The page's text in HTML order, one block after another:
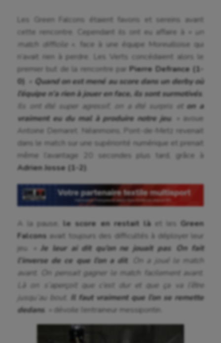
Aéronautique
Les Green Falcons étaient favoris et sereins avant
cette rencontre. Cependant ils ont eu affaire à « un
match difficile »
, face à une équipe Moreuilloise qui
n’avait rien à perdre. Les Verts concédaient alors le
premier but de la rencontre par Pierre Defrance (1-
0)
Quand on est mené au score dans un derby où
l’équipe n’a rien à jouer en face, ils sont surmotivés.
Ils ont été super agressif, on a été surpris et on a
vraiment eu du mal à produire notre jeu. »
avoue
Antoine Demaret. Néanmoins, Pont-de-Metz revenait
dans le match sur une supériorité numérique et prenait
même l’avantage 20 secondes plus tard, grâce à
Adrien Josse (1-2)
A la pause, le score en restait làet les Green
Falcons avait toujours des difficultés à déployer leur
jeu.
Je leur ai dit qu’on ne jouait pas. On fait
l’inverse de ce que l’on a dit. On a joué le match
avant. On pensait gagner le match facilement avant.
Là on s’aperçoit que c’est dur et que ça va l’être
jusqu’au bout. Il faut vraiment que l’on se remette
dedans. » dévoile l’entraineur messipontin.